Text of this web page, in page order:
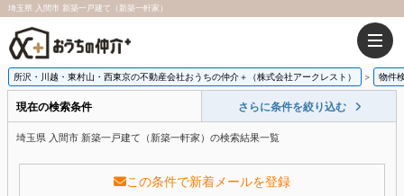
埼玉県 入間市 新築一戸建て（新築一軒家）
所沢・川越・東村山・西東京の不動産会社おうちの仲介＋（株式会社アークレスト） 物件
現在の検索条件 さらに条件を絞り込む
埼玉県 入間市 新築一戸建て（新築一軒家）の検索結果一覧
この条件で新着メールを登録